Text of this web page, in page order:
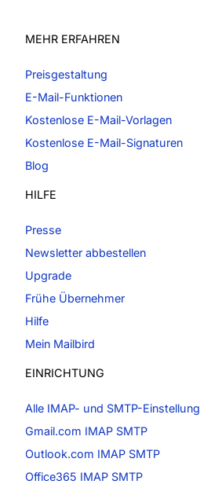
MEHR ERFAHREN
Preisgestaltung
E-Mail-Funktionen
Kostenlose E-Mail-Vorlagen
Kostenlose E-Mail-Signaturen
Blog
HILFE
Presse
Newsletter abbestellen
Upgrade
Frühe Übernehmer
Hilfe
Mein Mailbird
EINRICHTUNG
Alle IMAP- und SMTP-
Gmail.com IMAP SMTP
Outlook.com IMAP SMTP
Office365 IMAP SMTP